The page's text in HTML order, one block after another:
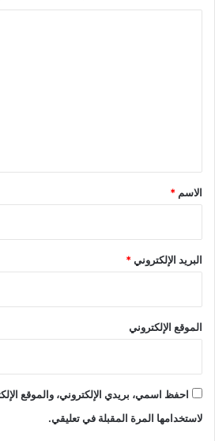
*
الاسم *
البريد الإلكتروني*
الموقع الإلكتروني
احفظ اسمي، بريدي الإلكتروني، والموقع
لاستخدامها المرة المقبلة في تعليقي.